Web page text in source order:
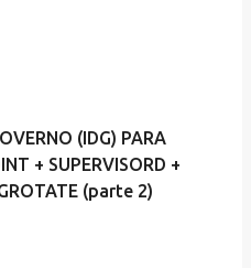
(IDG) PARA
+ SUPERVISORD +
(parte 2)